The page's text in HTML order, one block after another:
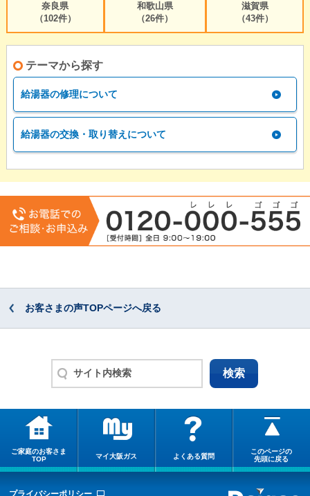
奈良県
（102件）
和歌山県
（26件）
滋賀県
（43件）
テーマから探す
給湯器の修理について
給湯器の交換・取り替えについて
お客さまの声TOPページへ戻る
ご家庭のお客さま
TOP
マイ大阪ガス よくある質問
このページの
先頭に戻る
プライバシーポリシー